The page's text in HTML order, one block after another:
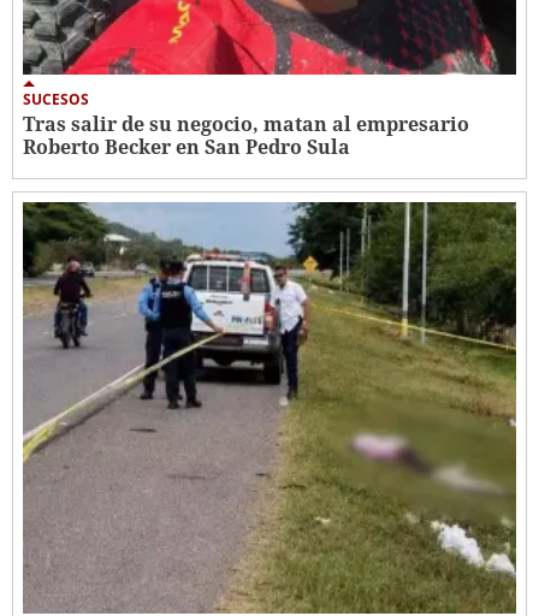
SUCESOS
Tras salir de su negocio, matan al empresario
Roberto Becker en San Pedro Sula